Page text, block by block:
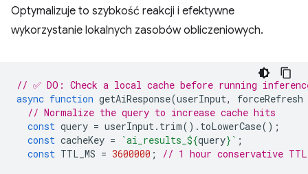
Optymalizuje to szybkość reakcji i efektywne
wykorzystanie lokalnych zasobów obliczeniowych.
// ✅ DO: Check a local cache before running
async function getAiResponse(userInput,
forceRefresh
// Normalize the query to increase cache hits
const query = userInput. trim(). toLowerCase();
const cacheKey = `ai_results_ ${query} ` ;
const TTL_MS = 3600000 ; // 1 hour conservative TTL